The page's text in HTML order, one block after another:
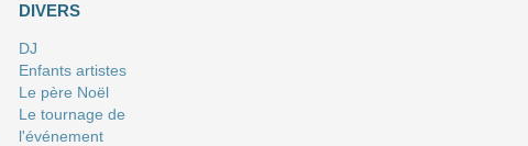
DIVERS
DJ
Enfants artistes
Le père Noël
Le tournage de
l'événement